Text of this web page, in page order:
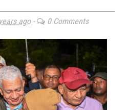
ago- 0 Comments